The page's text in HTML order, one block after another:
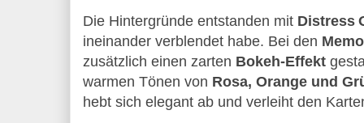
Die Hintergründe entstanden mit Distress
ineinander verblendet habe. Bei den
zusätzlich einen zarten Bokeh‑Effekt
warmen Tönen von Rosa, Orange und
hebt sich elegant ab und verleiht den